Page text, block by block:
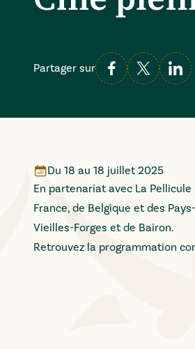
Partager sur
Du 18 au 18 juillet 2025
En partenariat avec La
France, de Belgique et des
Vieilles-Forges et de Bairon.
Retrouvez la programmation